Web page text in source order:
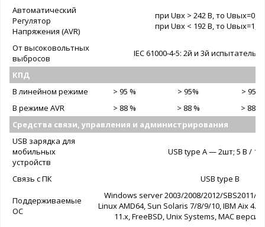
Автоматический
Регулятор
Напряжения (AVR)
при Uвх > 242 В, то
при Uвх < 192 В, то
От высоковольтных
выбросов
IEC 61000-4-5: 2й и 3й
КПД
В линейном режиме
> 95 % > 95%
> 95%
В режиме AVR
> 88 % > 88 %
> 88 %
Средства связи, управления и администрирования
USB зарядка для
мобильных
устройств
USB type A — 2шт; 5 В /
Связь с ПК USB type B
Поддерживаемые
ОС
Windows server 2003/2008/2012/SBS2011/
Linux AMD64, Sun Solaris 7/8/9/10, IBM Aix
11.x, FreeBSD, Unix Systems, MAC версии